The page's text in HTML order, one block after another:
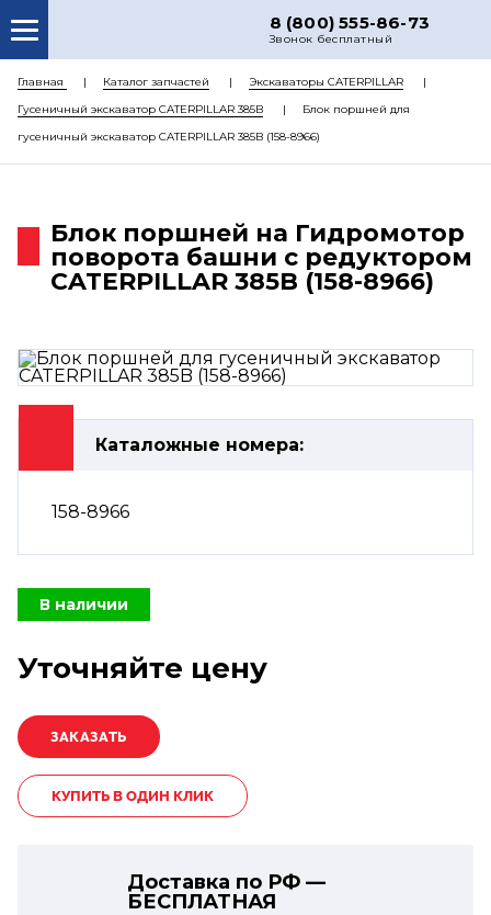
8 (800) 555-86-73
Звонок бесплатный
О НАС
КАТАЛОГ ЗАПЧАСТЕЙ
РЕМОНТ
ЦЕНЫ
КОНТАКТЫ
Главная Каталог запчастей
Экскаваторы CATERPILLAR
Гусеничный экскаватор CATERPILLAR 385B
Блок поршней для
гусеничный экскаватор CATERPILLAR 385B (158-8966)
Блок поршней на Гидромотор
поворота башни с редуктором
CATERPILLAR 385B (158-8966)
Каталожные номера:
158-8966
В наличии
Уточняйте цену
КУПИТЬ В ОДИН КЛИК
Доставка по РФ —
БЕСПЛАТНАЯ